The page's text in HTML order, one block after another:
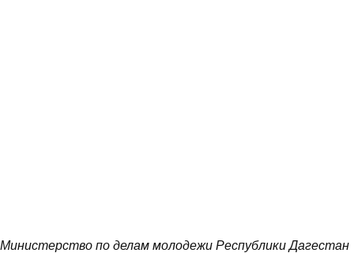
Министерство по делам молодежи Республики Дагестан